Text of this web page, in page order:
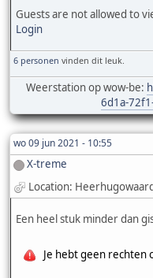
Guests are not allowed to
Login
6 personen vinden dit leuk.
Weerstation op wow-be:
6d1a-
wo 09 jun 2021 - 10:55
X-treme
Location:
Een heel stuk minder dan
Je hebt geen rechten